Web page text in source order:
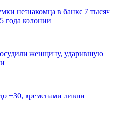
незнакомца в банке 7 тысяч
года колонии
женщину, ударившую
+30, временами ливни